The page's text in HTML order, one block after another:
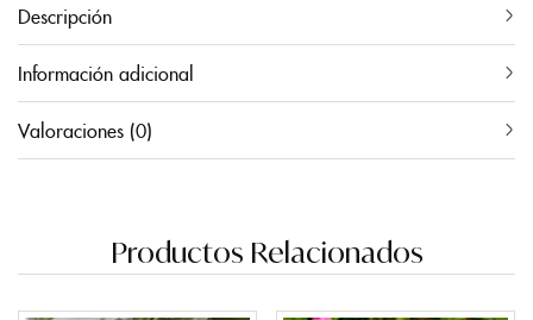
Descripción
Información adicional
Valoraciones (0)
Productos Relacionados